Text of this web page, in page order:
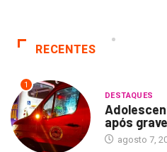
RECENTES
1
DESTAQUES
após
agosto 7,